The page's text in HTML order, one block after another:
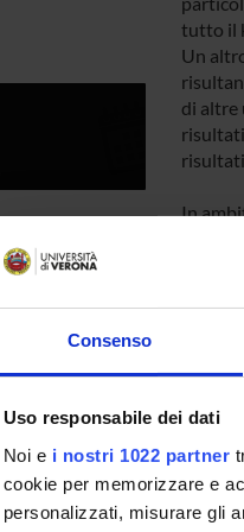
Consenso
Uso responsabile dei dati
Noi e i nostri 1022 partner
cookie per memorizzare e
personalizzati, misurare gli
tutto il
Un
di altre
In
pochi
da
alla
Per